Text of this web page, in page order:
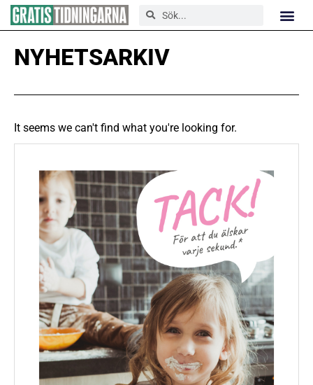
NYHETSARKIV
It seems we can't find what you're looking for.